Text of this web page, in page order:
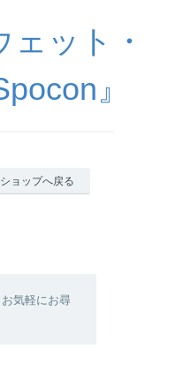
ット・
』
ショップへ戻る
気軽にお尋